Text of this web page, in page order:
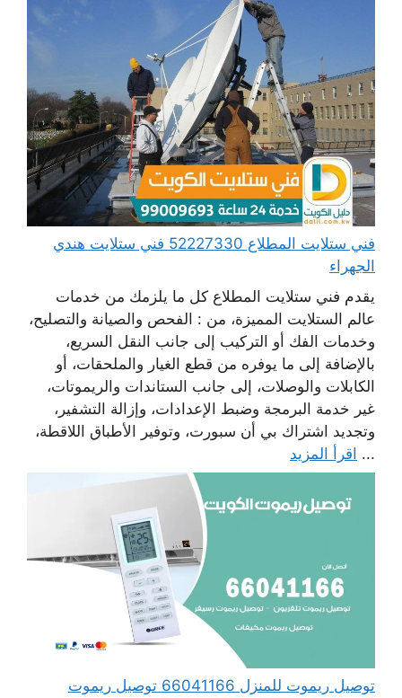
فني ستلايت المطلاع 52227330 فني ستلايت هندي
الجهراء
يقدم فني ستلايت المطلاع كل ما يلزمك من خدمات
عالم الستلايت المميزة، من : الفحص والصيانة والتصليح،
وخدمات الفك أو التركيب إلى جانب النقل السريع،
بالإضافة إلى ما يوفره من قطع الغيار والملحقات، أو
الكابلات والوصلات، إلى جانب الستاندات والريموتات،
غير خدمة البرمجة وضبط الإعدادات، وإزالة التشفير،
وتجديد اشتراك بي أن سبورت، وتوفير الأطباق اللاقطة،
... اقرأ المزيد
توصيل ريموت للمنزل 66041166 توصيل ريموت